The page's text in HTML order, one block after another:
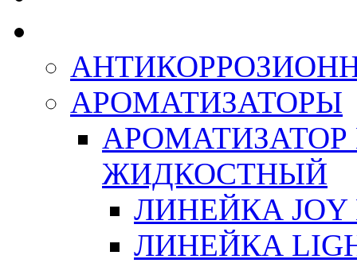
АРОМАТИЗАТОРЫ
ЖИДКОСТНЫЙ
ЛИНЕЙКА JOY
ЛИНЕЙКА